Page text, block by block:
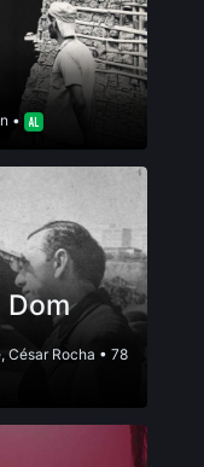
•
Dom
, César Rocha • 78